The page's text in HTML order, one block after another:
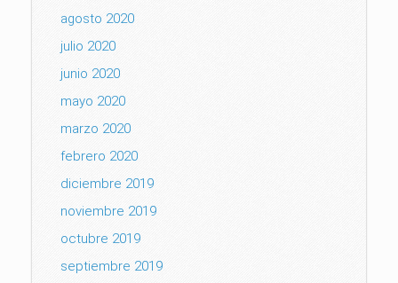
agosto 2020
julio 2020
junio 2020
mayo 2020
marzo 2020
febrero 2020
diciembre 2019
noviembre 2019
octubre 2019
septiembre 2019